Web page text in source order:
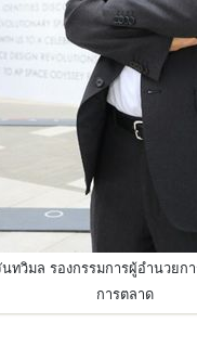
ทวิมล รองกรรมการผู้อำนวยก
การตลาด